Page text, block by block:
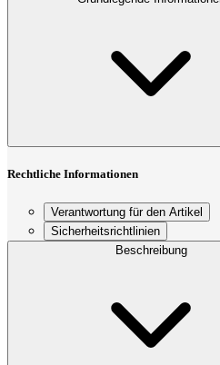
Rechtliche Informationen
Verantwortung für den Artikel
Sicherheitsrichtlinien
Beschreibung